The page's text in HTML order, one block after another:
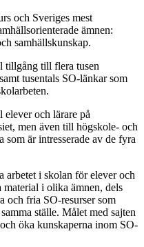
och Sveriges mest
ämnen:
samhällskunskap.
tillgång till flera tusen
tusentals SO-länkar som
och lärare på
men även till högskole- och
som är intresserade av de fyra
arbetet i skolan för elever och
material i olika ämnen, dels
och fria SO-resurser som
ställe. Målet med sajten
öka kunskaperna inom SO-